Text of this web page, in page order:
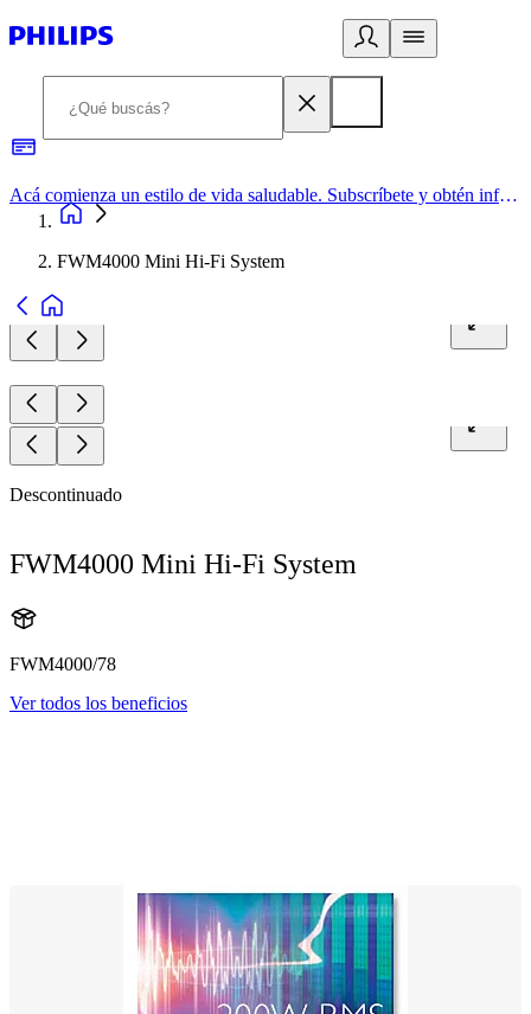
Acá comienza un estilo de vida saludable. Subscríbete y obtén información de primera mano
FWM4000 Mini Hi-Fi System
Descontinuado
FWM4000 Mini Hi-Fi System
FWM4000/78
Ver todos los beneficios